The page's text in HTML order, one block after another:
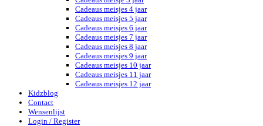
Cadeaus meisjes 4 jaar
Cadeaus meisjes 5 jaar
Cadeaus meisjes 6 jaar
Cadeaus meisjes 7 jaar
Cadeaus meisjes 8 jaar
Cadeaus meisjes 9 jaar
Cadeaus meisjes 10 jaar
Cadeaus meisjes 11 jaar
Cadeaus meisjes 12 jaar
Kidzblog
Contact
Wensenlijst
Login / Register